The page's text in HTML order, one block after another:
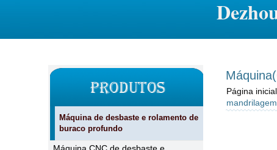
Máquina de desbaste e rolamento de
buraco profundo
Máquina CNC de desbaste e
Página inicial